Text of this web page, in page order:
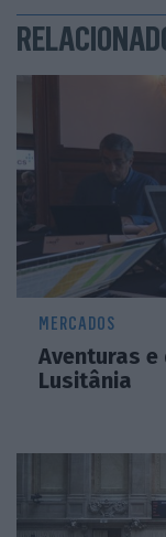
MERCADOS
Aventuras
Lusitânia